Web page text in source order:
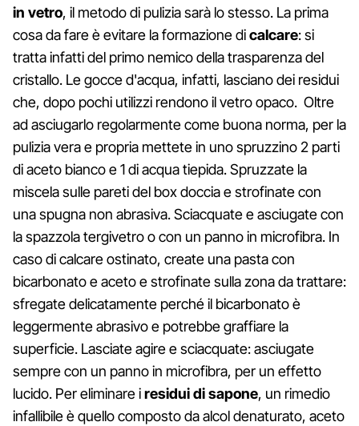
in vetro, il metodo di pulizia sarà lo stesso. La prima
cosa da fare è evitare la formazione dicalcare: si
tratta infatti del primo nemico della trasparenza del
cristallo. Le gocce d'acqua, infatti, lasciano dei residui
che, dopo pochi utilizzi rendono il vetro opaco. Oltre
ad asciugarlo regolarmente come buona norma, per la
pulizia vera e propria mettete in uno spruzzino 2 parti
di aceto bianco e 1 di acqua tiepida. Spruzzate la
miscela sulle pareti del box doccia e strofinate con
una spugna non abrasiva. Sciacquate e asciugate con
la spazzola tergivetro o con un panno in microfibra. In
caso di calcare ostinato, create una pasta con
bicarbonato e aceto e strofinate sulla zona da trattare:
sfregate delicatamente perché il bicarbonato è
leggermente abrasivo e potrebbe graffiare la
superficie. Lasciate agire e sciacquate: asciugate
sempre con un panno in microfibra, per un effetto
lucido. Per eliminare iresidui di sapone, un rimedio
infallibile è quello composto da alcol denaturato, aceto